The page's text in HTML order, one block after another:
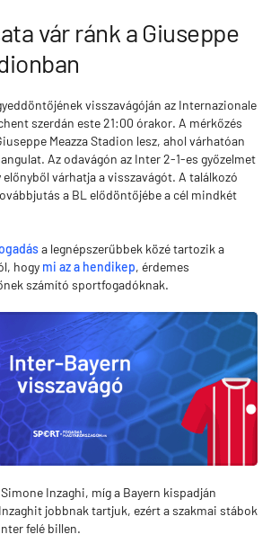
vár ránk a Giuseppe
visszavágóján az Internazionale
szerdán este 21:00 órakor. A mérkőzés
Meazza Stadion lesz, ahol várhatóan
Az odavágón az Inter 2-1-es győzelmet
várhatja a visszavágót. A találkozó
a BL elődöntőjébe a cél mindkét
a legnépszerűbbek közé tartozik a
hogy mi az a hendikep, érdemes
számító sportfogadóknak.
Inzaghi, míg a Bayern kispadján
jobbnak tartjuk, ezért a szakmai stábok
felé billen.